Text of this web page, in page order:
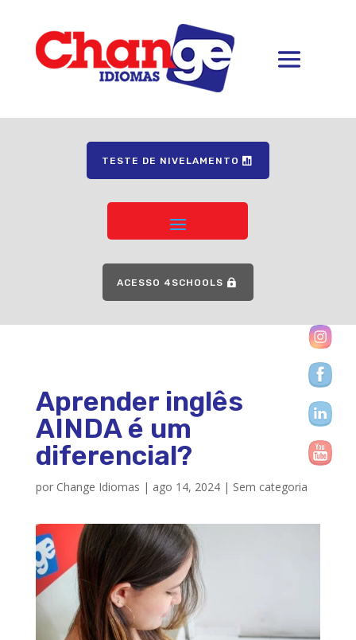
TESTE DE NIVELAMENTO
ACESSO 4SCHOOLS
Aprender inglês
AINDA é um
diferencial?
por Change Idiomas | ago 14, 2024| Sem categoria